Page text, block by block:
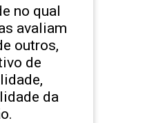
no qual
avaliam
outros,
de
da